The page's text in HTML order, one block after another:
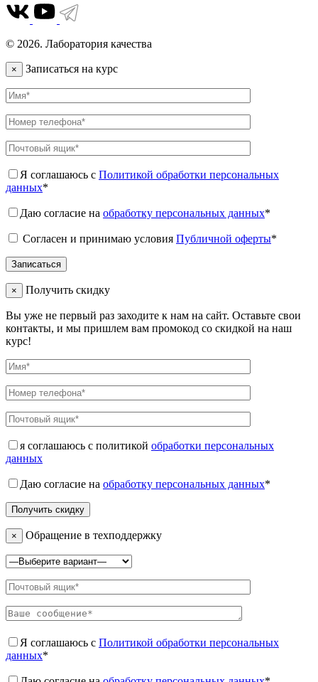
© 2026. Лаборатория качества
× Записаться на курс
Я соглашаюсь с Политикой обработки персональных
данных*
Даю согласие на обработку персональных данных*
Согласен и принимаю условия Публичной оферты*
× Получить скидку
Вы уже не первый раз заходите к нам на сайт. Оставьте свои
контакты, и мы пришлем вам промокод со скидкой на наш
курс!
я соглашаюсь с политикой обработки персональных
данных
Даю согласие на обработку персональных данных*
× Обращение в техподдержку
Я соглашаюсь с Политикой обработки персональных
данных*